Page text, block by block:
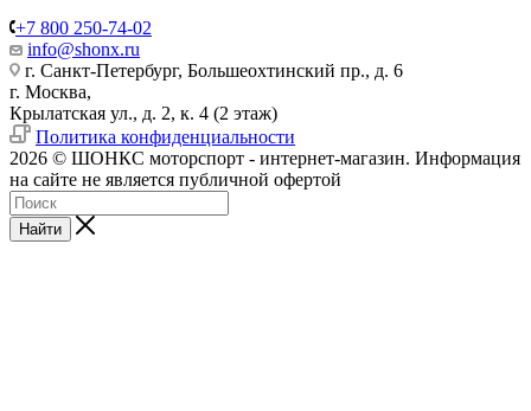
+7 800 250-74-02
info@shonx.ru
г. Санкт-Петербург, Большеохтинский пр., д. 6
г. Москва,
Крылатская ул., д. 2, к. 4 (2 этаж)
Политика конфиденциальности
2026 © ШОНКС моторспорт - интернет-магазин. Информация
на сайте не является публичной офертой
Найти